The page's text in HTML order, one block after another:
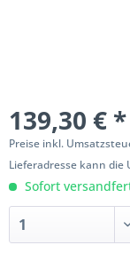
139,30 € *
Preise inkl.
Lieferadresse kann die
Sofort